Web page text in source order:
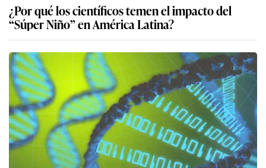
¿Por qué los científicos temen el impacto del
“Súper Niño” en América Latina?